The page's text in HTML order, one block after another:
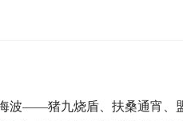
海波——猪九烧盾、扶桑通宵、